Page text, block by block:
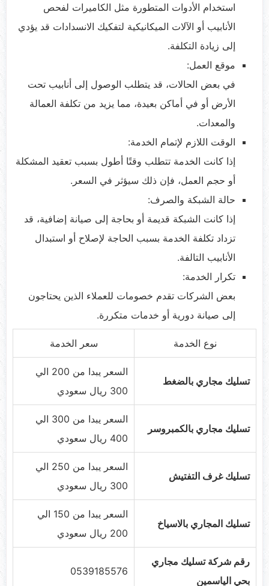
استخدام الأدوات المتطورة مثل الكاميرات لفحص
الأنابيب أو الآلات الميكانيكية لتفكيك الانسدادات قد يؤدي
إلى زيادة التكلفة.
موقع العمل:
في بعض الحالات، قد يتطلب الوصول إلى أنابيب تحت
الأرض أو في أماكن بعيدة، مما يزيد من تكلفة العمالة
والمعدات.
الوقت اللازم لإتمام الخدمة:
إذا كانت الخدمة تتطلب وقتًا أطول بسبب تعقيد المشكلة
أو حجم العمل، فإن ذلك سيؤثر في السعر.
حالة الشبكة والصرف:
إذا كانت الشبكة قديمة أو بحاجة إلى صيانة إضافية، قد
تزداد تكلفة الخدمة بسبب الحاجة لإصلاح أو استبدال
الأنابيب التالفة.
تكرار الخدمة:
بعض الشركات تقدم خصومات للعملاء الذين يحتاجون
إلى صيانة دورية أو خدمات متكررة.
نوع الخدمة سعر الخدمة
تسليك مجاري بالضغط
السعر يبدا من 200 الي
300 ريال سعودي
تسليك مجاري بالكمبروسر
السعر يبدا من 300 الي
400 ريال سعودي
تسليك غرف التفتيش
السعر يبدا من 250 الي
300 ريال سعودي
تسليك المجاري بالاسياخ
السعر يبدا من 150 الي
200 ريال سعودي
رقم شركة تسليك مجاري
بحي الياسمين
0539185576